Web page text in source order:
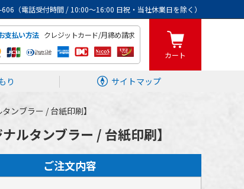
（電話受付時間 / 10:00～16:00 日祝・当社休業日を除く）
支払い方法 クレジットカード/月締め請求
カート
り サイトマップ
ンブラー / 台紙印刷】
ナルタンブラー / 台紙印刷】
ご注文内容